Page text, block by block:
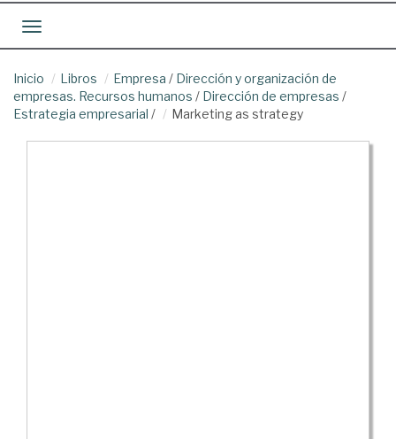
Toggle navigation
Inicio Libros Empresa / Dirección y organización de
empresas. Recursos humanos / Dirección de empresas /
Estrategia empresarial / Marketing as strategy